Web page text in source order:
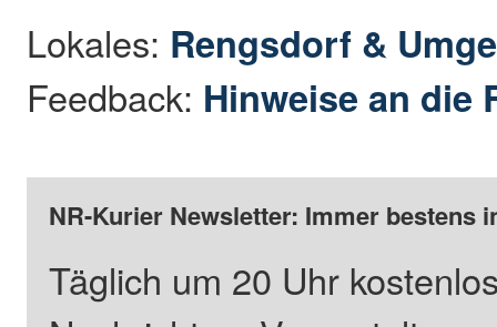
Lokales: Rengsdorf &
Feedback: Hinweise an die
NR-Kurier Newsletter: Immer bestens
Täglich um 20 Uhr